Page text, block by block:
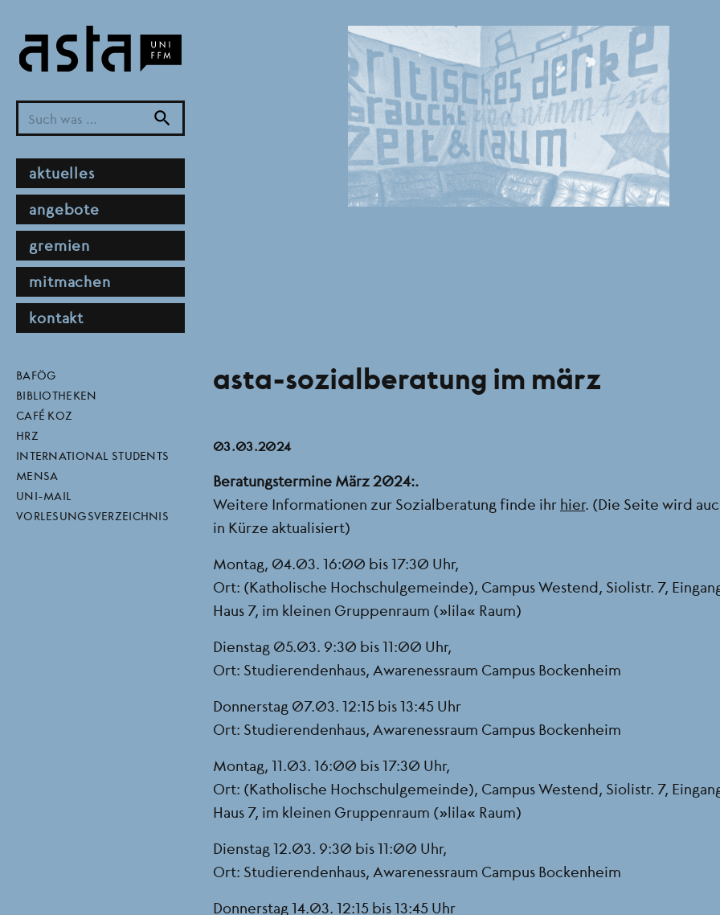
zum
Inhalt
search
hauptnavigation
aktuelles
angebote
gremien
mitmachen
kontakt
direktlinks
BAFÖG
BIBLIOTHEKEN
CAFÉ KOZ
HRZ
INTERNATIONAL STUDENTS
MENSA
UNI-MAIL
VORLESUNGSVERZEICHNIS
asta-sozialberatung im märz
03.03.2024
Beratungstermine März 2024:.
Weitere Informationen zur Sozialberatung finde ihr hier. (Die Seite wird
in Kürze aktualisiert)
Montag, 04.03. 16:00 bis 17:30 Uhr,
Ort: (Katholische Hochschulgemeinde), Campus Westend, Siolistr. 7,
Haus 7, im kleinen Gruppenraum („lila“ Raum)
Dienstag 05.03. 9:30 bis 11:00 Uhr,
Ort: Studierendenhaus, Awarenessraum Campus Bockenheim
Donnerstag 07.03. 12:15 bis 13:45 Uhr
Ort: Studierendenhaus, Awarenessraum Campus Bockenheim
Montag, 11.03. 16:00 bis 17:30 Uhr,
Ort: (Katholische Hochschulgemeinde), Campus Westend, Siolistr. 7,
Haus 7, im kleinen Gruppenraum („lila“ Raum)
Dienstag 12.03. 9:30 bis 11:00 Uhr,
Ort: Studierendenhaus, Awarenessraum Campus Bockenheim
Donnerstag 14.03. 12:15 bis 13:45 Uhr